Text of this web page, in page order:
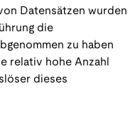
Datensätzen wurden
die
zu haben
relativ hohe Anzahl
dieses